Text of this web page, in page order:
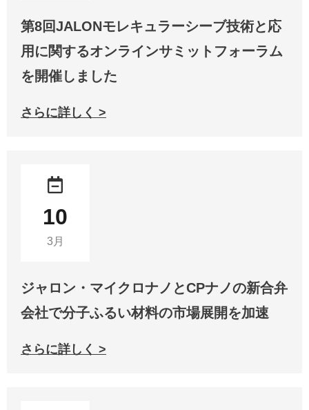
第8回JALONモレキュラーシーブ技術と応
用に関するオンラインサミットフォーラム
を開催しました
さらに詳しく >
10
3月
ジャロン・マイクロナノとCPナノの新合弁
会社で分子ふるい材料の市場展開を加速
さらに詳しく >